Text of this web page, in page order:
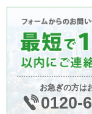
お急ぎの方は
0120-